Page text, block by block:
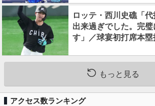
ロッテ・西川史礁「
出来過ぎでした。完
す」／球宴初打席本塁
もっと見る
アクセス数ランキング